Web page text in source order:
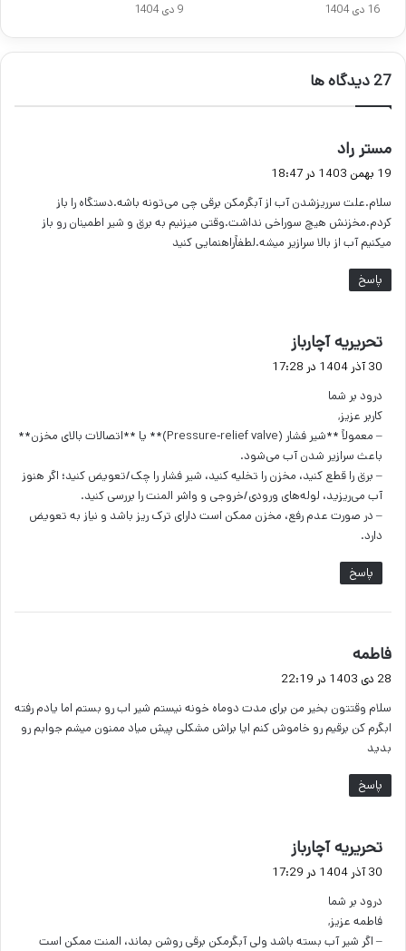
16 دی 1404 9 دی 1404
‫27 دیدگاه ها
مستر راد
ف
:
19 بهمن 1403 در 18:47
سلام.علت سرریزشدن آب از آبگرمکن برقی چی می‌تونه باشه.دستگاه را باز
کردم.مخزنش هیچ سوراخی نداشت.وقتی میزنیم به برق و شیر اطمینان رو باز
میکنیم آب از بالا سرازیر میشه.لطفاًراهنمایی کنید
پاسخ
تحریریه آچارباز
ف
30 آذر 1404 در 17:28
درود بر شما
کاربر عزیز,
– معمولاً **شیر فشار (Pressure‑relief valve)** یا **اتصالات بالای مخزن**
باعث سرازیر شدن آب می‌شود.
– برق را قطع کنید، مخزن را تخلیه کنید، شیر فشار را چک/تعویض کنید؛ اگر هنوز
آب می‌ریزید، لوله‌های ورودی/خروجی و واشر المنت را بررسی کنید.
– در صورت عدم رفع، مخزن ممکن است دارای ترک ریز باشد و نیاز به تعویض
دارد.
پاسخ
فاطمه
ف
:
28 دی 1403 در 22:19
سلام وقتتون بخیر من برای مدت دوماه خونه نیستم شیر اب رو بستم اما یادم رفته
ابگرم کن برقیم رو خاموش کنم ایا براش مشکلی پیش میاد ممنون میشم جوابم رو
بدید
پاسخ
تحریریه آچارباز
ف
30 آذر 1404 در 17:29
درود بر شما
فاطمه عزیز,
– اگر شیر آب بسته باشد ولی آبگرمکن برقی روشن بماند، المنت ممکن است